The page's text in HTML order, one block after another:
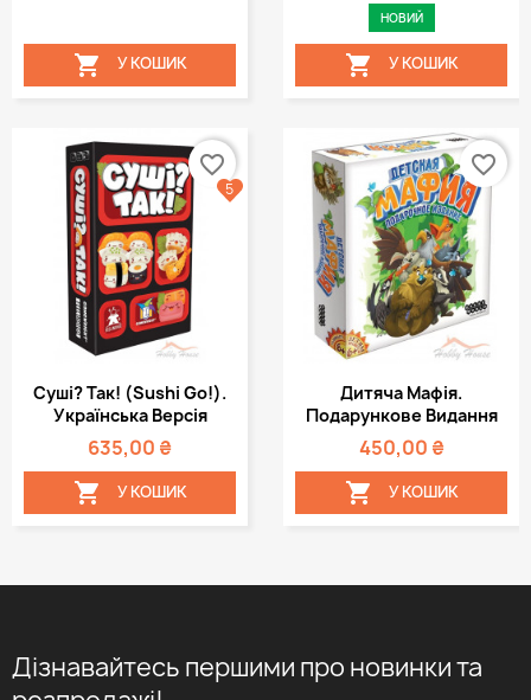
 У КОШИК
НОВИЙ
 У КОШИК
Суші? Так! (Sushi Go!).
Українська Версія
635,00 ₴
 У КОШИК
favorite_border
5
Дитяча Мафія.
Подарункове Видання
450,00 ₴
 У КОШИК
favorite_border
Дізнавайтесь першими про новинки та